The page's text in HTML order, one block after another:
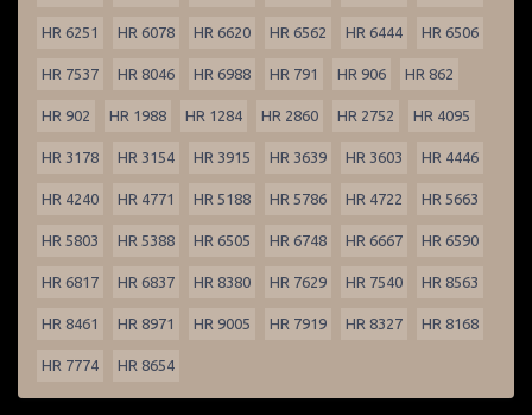
HR 6251 HR 6078 HR 6620 HR 6562 HR 6444 HR 6506
HR 7537 HR 8046 HR 6988 HR 791 HR 906 HR 862
HR 902 HR 1988 HR 1284 HR 2860 HR 2752 HR 4095
HR 3178 HR 3154 HR 3915 HR 3639 HR 3603 HR 4446
HR 4240 HR 4771 HR 5188 HR 5786 HR 4722 HR 5663
HR 5803 HR 5388 HR 6505 HR 6748 HR 6667 HR 6590
HR 6817 HR 6837 HR 8380 HR 7629 HR 7540 HR 8563
HR 8461 HR 8971 HR 9005 HR 7919 HR 8327 HR 8168
HR 7774 HR 8654